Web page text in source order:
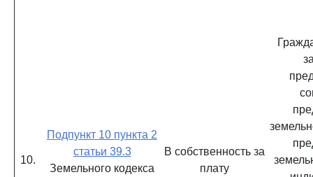
10.
Подпункт 10 пункта 2
статьи 39.3
Земельного кодекса
В собственность за
плату